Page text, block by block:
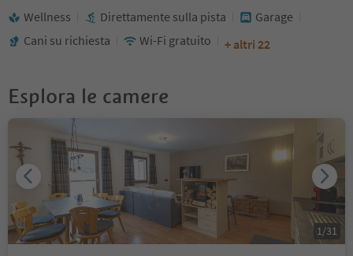
Wellness Direttamente sulla pista
Garage
Cani su richiesta
Wi-Fi gratuito + altri 22
Esplora le camere
1/31